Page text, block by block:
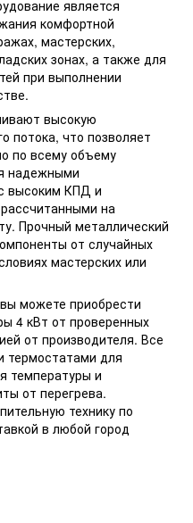
является
комфортной
мастерских,
зонах, а также для
при выполнении
высокую
потока, что позволяет
по всему объему
надежными
высоким КПД и
на
Прочный металлический
от случайных
мастерских или
можете приобрести
4 кВт от проверенных
от производителя. Все
для
температуры и
от перегрева.
технику по
в любой город